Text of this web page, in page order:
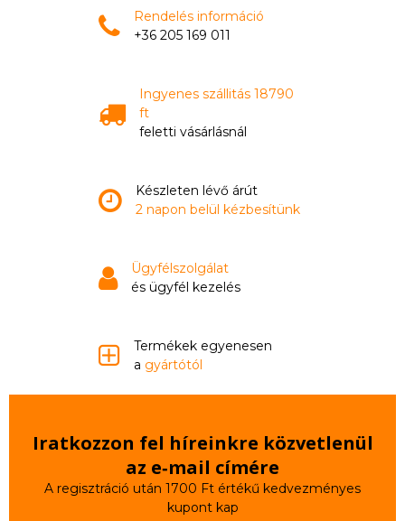
Rendelés információ
+36 205 169 011
Ingyenes szállitás 18790
ft
feletti vásárlásnál
Készleten lévő árút
2 napon belül kézbesítünk
Ügyfélszolgálat
és ügyfél kezelés
Termékek egyenesen
a gyártótól
Iratkozzon fel híreinkre közvetlenül
az e‑mail címére
A regisztráció után 1700 Ft értékű kedvezményes
kupont kap